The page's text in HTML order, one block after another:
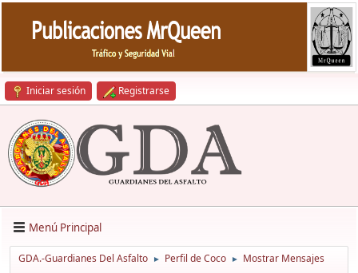
Iniciar sesión Registrarse
Menú Principal
GDA.-Guardianes Del Asfalto ► Perfil de Coco ► Mostrar Mensajes